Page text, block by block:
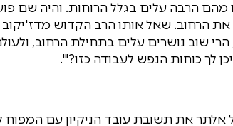
מהם הרבה עלים בגלל הרוחות. והיה שם
את הרחוב. שאל אותו הרב הקדוש מדז'יקוב
שוב נושרים עלים בתחילת הרחוב,
לך כוחות הנפש לעבודה כזו?'".
אלתר את תשובת עובד הניקיון עם המפוח